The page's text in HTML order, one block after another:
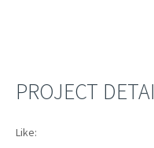
PROJECT
Like: